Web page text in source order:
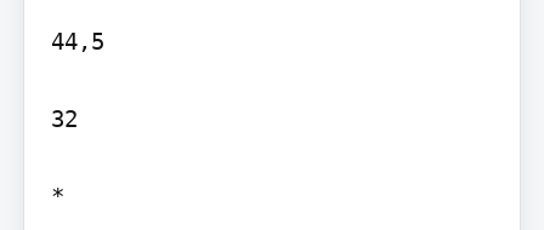
44,5
32
*